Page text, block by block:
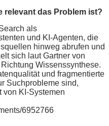
relevant das Problem ist?
als
und KI-Agenten, die
hinweg abrufen und
sich laut Gartner von
Wissenssynthese.
und fragmentierte
Suchprobleme sind,
von KI-Systemen
6952766